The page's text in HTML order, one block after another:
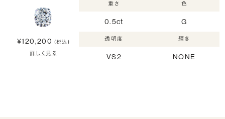
¥120,200 (税込)
詳しく見る
重さ
0.5ct
色
G
透明度
VS2
輝き
NONE